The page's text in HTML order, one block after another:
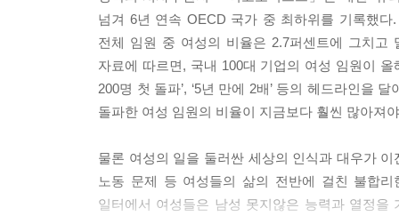
가 올려둔 베이스캠프를 발판 삼아서 더 다양한 방
“가사 노동 역시 아웃소싱이 보편적으로 여겨지
보이지 않던 노동을 형태와 과정이 분명한 노동
끼며 정서적인 교감의 시간을 갖는 것인데, 아이
른 사람이 해줄 수 있는 일은 다른 사람에게 맡겨
소’ 대표」 중에서
넘겨 6년 연속 OECD 국가 중 최하위를 기록했
전체 임원 중 여성의 비율은 2.7퍼센트에 그치고
자료에 따르면, 국내 100대 기업의 여성 임원이
200명 첫 돌파’, ‘5년 만에 2배’ 등의 헤드라인을
돌파한 여성 임원의 비율이 지금보다 훨씬 많아져
물론 여성의 일을 둘러싼 세상의 인식과 대우가
노동 문제 등 여성들의 삶의 전반에 걸친 불합
일터에서 여성들은 남성 못지않은 능력과 열정